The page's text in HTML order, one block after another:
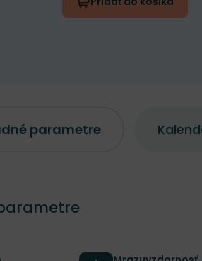
parametre
parametre